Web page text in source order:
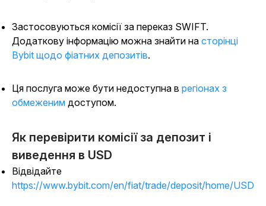
Застосовуються комісії за переказ SWIFT.
Додаткову інформацію можна знайти на сторінці
Bybit щодо фіатних депозитів.
Ця послуга може бути недоступна в регіонах з
обмеженим доступом.
Як перевірити комісії за депозит і
виведення в USD
Відвідайте
https://www.bybit.com/en/fiat/trade/deposit/home/USD